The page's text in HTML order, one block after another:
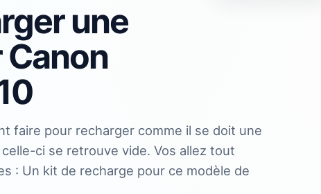
une
faire pour recharger comme il se doit une
ci se retrouve vide. Vos allez tout
: Un kit de recharge pour ce modèle de